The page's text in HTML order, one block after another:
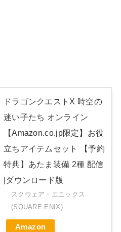
ドラゴンクエストX 時空の
迷い子たち オンライン
【Amazon.co.jp限定】お役
立ちアイテムセット 【予約
特典】あたま装備 2種 配信
|ダウンロード版
スクウェア・エニックス
(SQUARE ENIX)
Amazon